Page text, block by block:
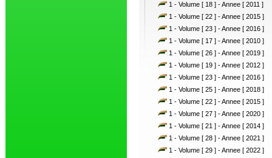
1 - Volume [ 18 ] - Annee [ 2011 ]
1 - Volume [ 22 ] - Annee [ 2015 ]
1 - Volume [ 23 ] - Annee [ 2016 ]
1 - Volume [ 17 ] - Annee [ 2010 ]
1 - Volume [ 26 ] - Annee [ 2019 ]
1 - Volume [ 19 ] - Annee [ 2012 ]
1 - Volume [ 23 ] - Annee [ 2016 ]
1 - Volume [ 25 ] - Annee [ 2018 ]
1 - Volume [ 22 ] - Annee [ 2015 ]
1 - Volume [ 27 ] - Annee [ 2020 ]
1 - Volume [ 21 ] - Annee [ 2014 ]
1 - Volume [ 28 ] - Annee [ 2021 ]
1 - Volume [ 29 ] - Annee [ 2022 ]